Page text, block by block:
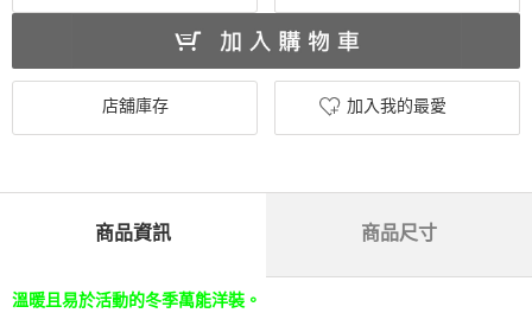
店舖庫存 加入我的最愛
商品資訊 商品尺寸
溫暖且易於活動的冬季萬能洋裝。